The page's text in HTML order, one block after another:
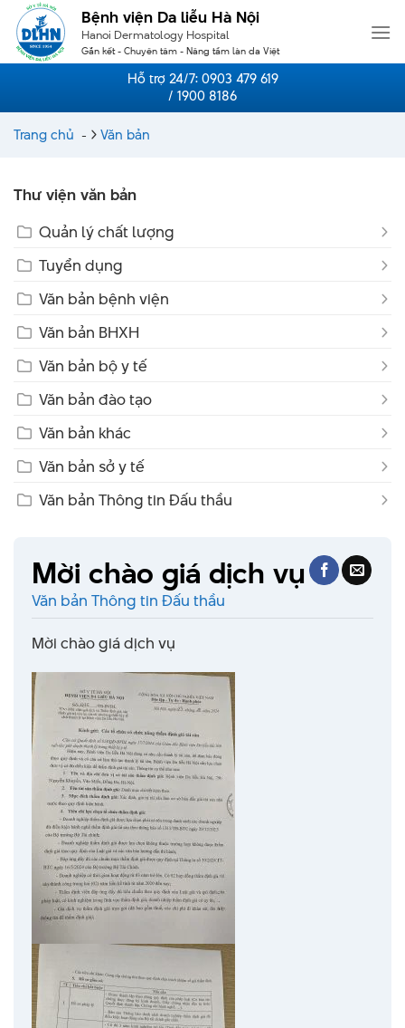
Skip
content
Bệnh viện Da liễu Hà Nội
Hanoi Dermatology Hospital
Gắn kết - Chuyên tâm - Nâng tầm làn da Việt
Hỗ trợ 24/7: 0903 479 619
/ 1900 8186
Trang chủ - Văn bản
Thư viện văn bản
Quản lý chất lượng
Tuyển dụng
Văn bản bệnh viện
Văn bản BHXH
Văn bản bộ y tế
Văn bản đào tạo
Văn bản khác
Văn bản sở y tế
Văn bản Thông tin Đấu thầu
Mời chào giá dịch vụ
Văn bản Thông tin Đấu thầu
Mời chào giá dịch vụ